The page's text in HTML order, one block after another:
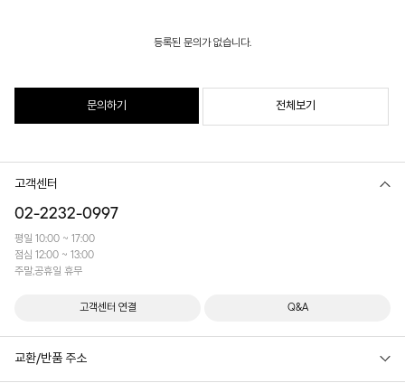
등록된 문의가 없습니다.
문의하기 전체보기
고객센터
02-2232-0997
평일 10:00 ~ 17:00
점심 12:00 ~ 13:00
주말,공휴일 휴무
고객센터 연결 Q&A
교환/반품 주소